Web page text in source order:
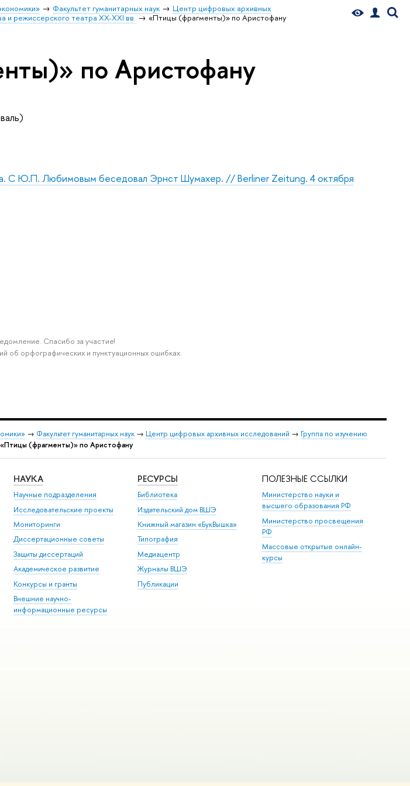
Факультет гуманитарных наук
Центр цифровых архивных
и режиссерского театра XX-XXI вв. «Птицы (фрагменты)» по Аристофану
по Аристофану
С Ю.П. Любимовым беседовал Эрнст Шумахер. // Berliner Zeitung. 4 октября
Спасибо за участие!
об орфографических и пунктуационных ошибках.
→ Факультет гуманитарных наук → Центр цифровых архивных исследований → Группа по изучению
«Птицы (фрагменты)» по Аристофану
НАУКА
Научные подразделения
Исследовательские проекты
Мониторинги
Диссертационные советы
Защиты диссертаций
Академическое развитие
Конкурсы и гранты
Внешние научно-
информационные ресурсы
РЕСУРСЫ
Библиотека
Издательский дом ВШЭ
Книжный магазин «БукВышка»
Типография
Медиацентр
Журналы ВШЭ
Публикации
ПОЛЕЗНЫЕ ССЫЛКИ
Министерство науки и
высшего образования РФ
Министерство просвещения
РФ
Массовые открытые онлайн-
курсы